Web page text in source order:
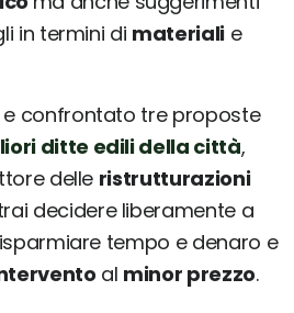
in termini di materialie
confrontato tre proposte
ditte edili della città,
delle ristrutturazioni
decidere liberamente a
tempo e denaro e
al minor prezzo.